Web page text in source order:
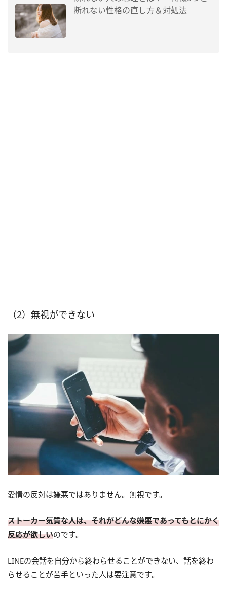
断れない性格の直し方＆対処法
（2）無視ができない
愛情の反対は嫌悪ではありません。無視です。
ストーカー気質な人は、それがどんな嫌悪であってもとにかく
反応が欲しいのです。
LINEの会話を自分から終わらせることができない、話を終わ
らせることが苦手といった人は要注意です。